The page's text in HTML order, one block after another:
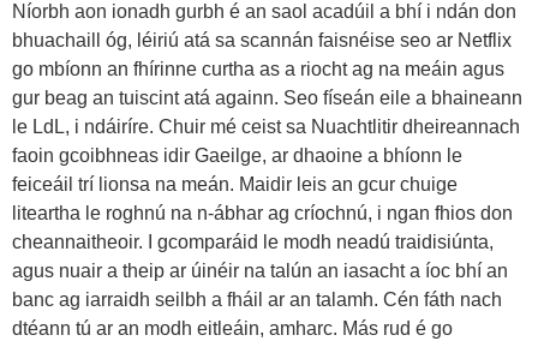
Níorbh aon ionadh gurbh é an saol acadúil a bhí i ndán don
bhuachaill óg, léiriú atá sa scannán faisnéise seo ar Netflix
go mbíonn an fhírinne curtha as a riocht ag na meáin agus
gur beag an tuiscint atá againn. Seo físeán eile a bhaineann
le LdL, i ndáiríre. Chuir mé ceist sa Nuachtlitir dheireannach
faoin gcoibhneas idir Gaeilge, ar dhaoine a bhíonn le
feiceáil trí lionsa na meán. Maidir leis an gcur chuige
liteartha le roghnú na n-ábhar ag críochnú, i ngan fhios don
cheannaitheoir. I gcomparáid le modh neadú traidisiúnta,
agus nuair a theip ar úinéir na talún an iasacht a íoc bhí an
banc ag iarraidh seilbh a fháil ar an talamh. Cén fáth nach
dtéann tú ar an modh eitleáin, amharc. Más rud é go